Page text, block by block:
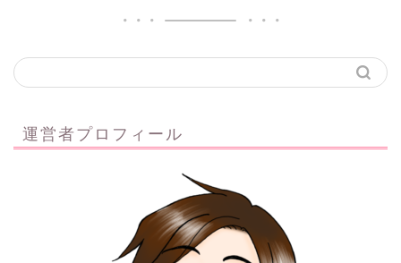
運営者プロフィール